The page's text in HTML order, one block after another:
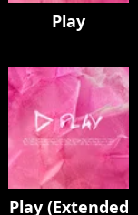
Play
Play (Extended